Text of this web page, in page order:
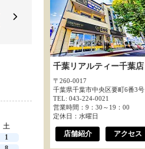
土
1
千葉リアルティー千葉店
〒260-0017
千葉県千葉市中央区要町6番3号
TEL: 043-224-0021
営業時間：9：30～19：00
定休日：水曜日
店舗紹介 アクセス